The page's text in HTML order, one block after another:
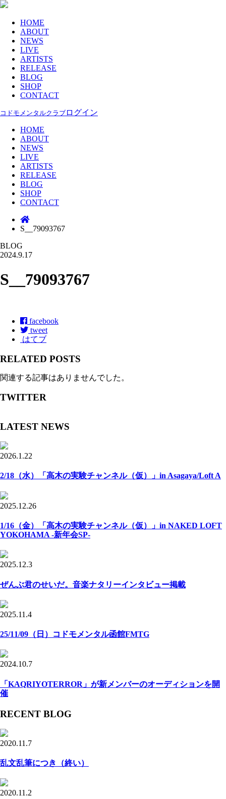
HOME
ABOUT
NEWS
LIVE
ARTISTS
RELEASE
BLOG
SHOP
CONTACT
コドモメンタルクラブ ログイン
HOME
ABOUT
NEWS
LIVE
ARTISTS
RELEASE
BLOG
SHOP
CONTACT
S__79093767
BLOG
2024.9.17
S__79093767
facebook
tweet
はてブ
RELATED POSTS
関連する記事はありませんでした。
TWITTER
LATEST NEWS
2026.1.22
2/18（水）「高木の実験チャンネル（仮）」in Asagaya/Loft A
2025.12.26
1/16（金）「高木の実験チャンネル（仮）」in NAKED LOFT
YOKOHAMA -新年会SP-
2025.12.3
ぜんぶ君のせいだ。音楽ナタリーインタビュー掲載
2025.11.4
25/11/09（日）コドモメンタル函館FMTG
2024.10.7
「KAQRIYOTERROR」が新メンバーのオーディションを開
催
RECENT BLOG
2020.11.7
乱文乱筆につき（終い）
2020.11.2